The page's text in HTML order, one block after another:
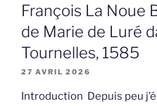
François La Noue
de Marie de Luré
Tournelles, 1585
27 AVRIL 2026
Introduction Depuis peu